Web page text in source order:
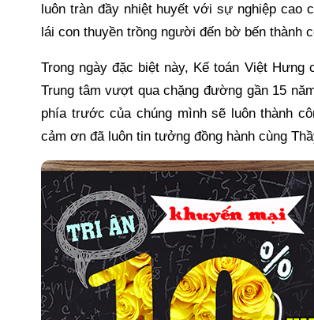
luôn tràn đầy nhiệt huyết với sự nghiệp cao
lái con thuyền trồng người đến bờ bến thành
Trong ngày đặc biệt này, Kế toán Việt
Trung tâm vượt qua chặng đường gần 15
phía trước của chúng mình sẽ luôn thành
cảm ơn đã luôn tin tưởng đồng hành cùng